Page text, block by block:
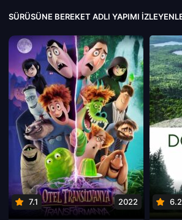
SÜRÜSÜNE BEREKET ADLI YAPIMI
7.1 2022